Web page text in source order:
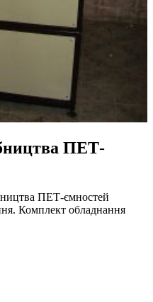
ПЕТ-
ПЕТ-ємностей
Комплект обладнання